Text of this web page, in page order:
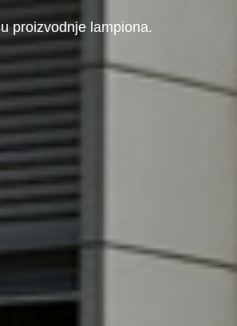
proizvodnje lampiona.